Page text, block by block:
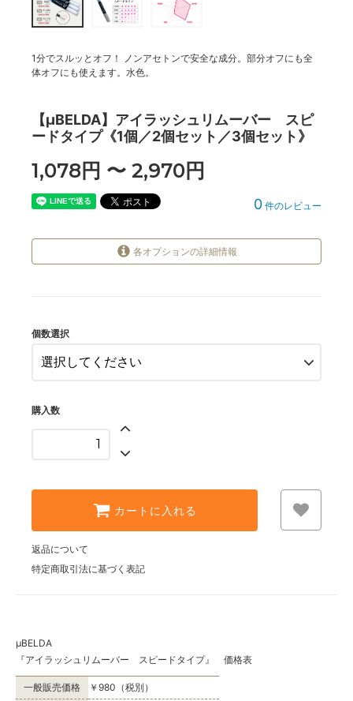
1分でスルッとオフ！ ノンアセトンで安全な成分。部分オフにも全
体オフにも使えます。水色。
【μBELDA】アイラッシュリムーバー スピ
ードタイプ《1個／2個セット／3個セット》
1,078円 〜 2,970円
0 件のレビュー
各オプションの詳細情報
個数選択
購入数
カートに入れる
返品について
特定商取引法に基づく表記
μBELDA
『アイラッシュリムーバー スピードタイプ』 価格表
一般販売価格
￥980（税別）